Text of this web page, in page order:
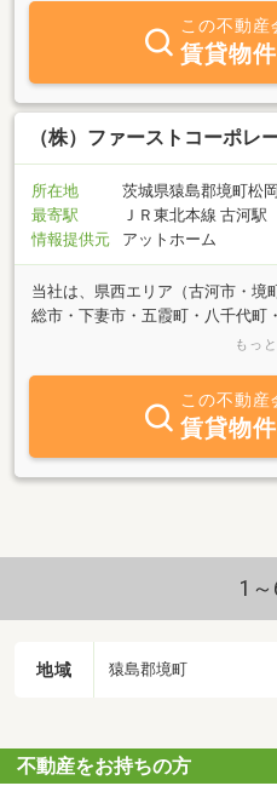
この不動産
賃貸物
（株）ファーストコーポレ
所在地
茨城県猿島郡境町松
最寄駅
ＪＲ東北本線 古河駅
情報提供元
アットホーム
当社は、県西エリア（古河市・境
総市・下妻市・五霞町・八千代町
庫・住宅用地・店舗用地・工場
せん。 土地や住宅、倉庫工場な
す。 契約するまでお金は一切頂
い。 ファーストコーポレーショ
か、LINE、LINE@から
友だちに追加してください。
もっ
この不動産
賃貸物
1～
地域 猿島郡境町
不動産をお持ちの方